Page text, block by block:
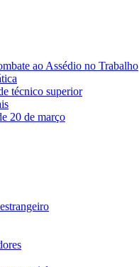
ao Assédio no Trabalho
técnico superior
20 de março